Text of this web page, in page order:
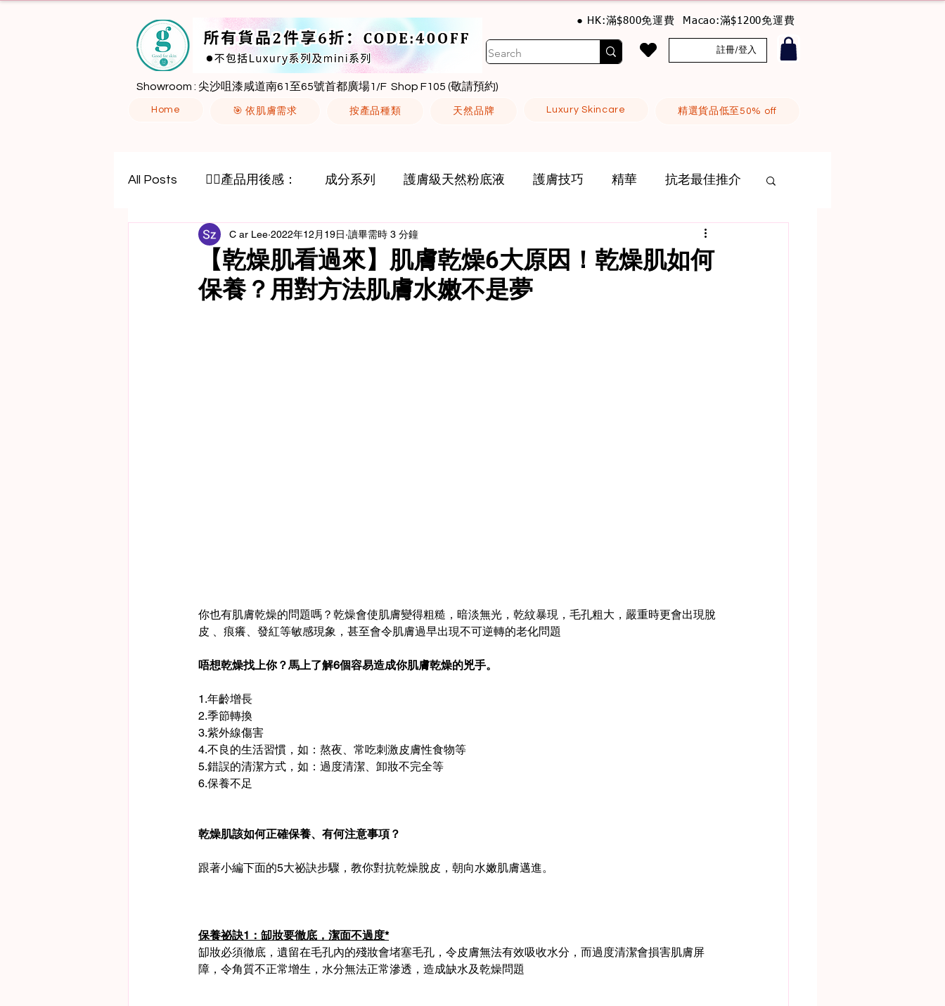
● HK:滿$800免運費 Macao:滿$1200免運費
註冊/登入
Showroom : 尖沙咀漆咸道南61至65號首都廣場1/F Shop F105 (敬請預約)
Home 🎯 依肌膚需求 按產品種類 天然品牌 Luxury Skincare 精選貨品低至50% off
All Posts 🙋‍♀️產品用後感： 成分系列 護膚級天然粉底液 護膚技巧 精華 抗老最佳推介
外泌體
【乾燥肌看過來】肌膚乾燥6大原因！乾燥肌如何
保養？用對方法肌膚水嫩不是夢
C ar Lee 2022年12月19日 讀畢需時 3 分鐘
你也有肌膚乾燥的問題嗎？乾燥會使肌膚變得粗糙，暗淡無光，乾紋暴現，毛孔粗大，嚴重時更會出現脫
皮 、痕癢、發紅等敏感現象，甚至會令肌膚過早出現不可逆轉的老化問題
唔想乾燥找上你？馬上了解6個容易造成你肌膚乾燥的兇手。
1.年齡增長
2.季節轉換
3.紫外線傷害
4.不良的生活習慣，如：熬夜、常吃刺激皮膚性食物等
5.錯誤的清潔方式，如：過度清潔、卸妝不完全等
6.保養不足
乾燥肌該如何正確保養、有何注意事項？
跟著小編下面的5大祕訣步驟，教你對抗乾燥脫皮，朝向水嫩肌膚邁進。
保養祕訣1：缷妝要徹底，潔面不過度*
缷妝必須徹底，遺留在毛孔內的殘妝會堵塞毛孔，令皮膚無法有效吸收水分，而過度清潔會損害肌膚屏
障，令角質不正常增生，水分無法正常滲透，造成缺水及乾燥問題